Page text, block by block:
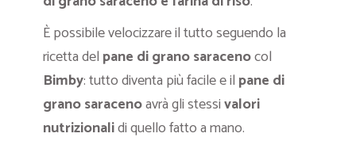
È possibile velocizzare il tutto seguendo la
ricetta del pane di grano saracenocol
Bimby: tutto diventa più facile e il pane di
grano saracenoavrà gli stessivalori
nutrizionalidi quello fatto a mano.